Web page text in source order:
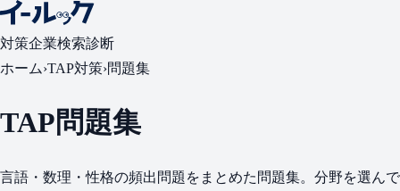
対策企業検索診断
ホーム›TAP対策›問題集
TAP問題集
言語・数理・性格の頻出問題をまとめた問題集。分野を選んで